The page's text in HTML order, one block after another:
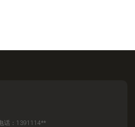
话：1391114**